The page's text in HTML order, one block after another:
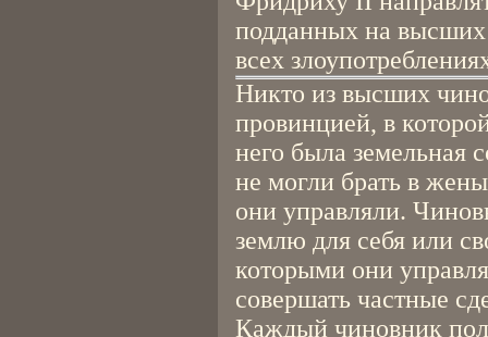
подданных на высших
всех
Никто из высших
провинцией, в
него была земельная
не могли брать в
они управляли.
землю для себя или
которыми они
совершать частные
Каждый чиновник